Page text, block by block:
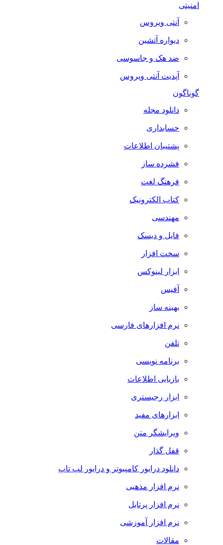
امنیتی
آنتی ویروس
دیواره آتشین
ضد هک و جاسوسی
آپدیت آنتی ویروس
گوناگون
دانلود مجله
حسابداری
پشتیبان اطلاعات
فشرده ساز
فرهنگ لغت
کتاب الکترونیک
مهندسی
فایل و دیسک
سخت افزار
ابزار لینوکس
آفیس
بهینه ساز
نرم افزارهای فارسی
تلفن
برنامه نویسی
بازیابی اطلاعات
ابزار رجیستری
ابزارهای مفید
ویرایشگر متن
قفل گذار
دانلود درایور کامپیوتر و درایور لپ تاپ
نرم افزار مذهبی
نرم افزار پرتابل
نرم افزار آموزشی
مقالات